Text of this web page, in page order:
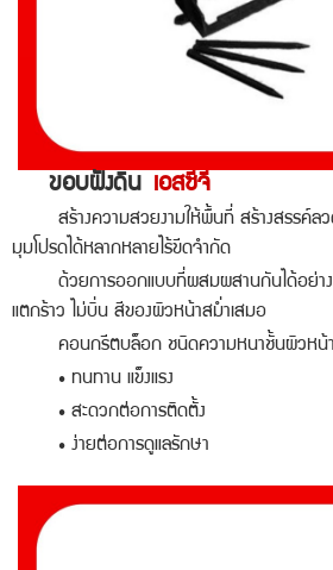
ขอบฝังดิน เอสซีจี
สร้างความสวยงามให้พื้นที่ สร้างสรรค์ลว
มุมโปรดได้หลากหลายไร้ขีดจำกัด
ด้วยการออกแบบที่ผสมผสานกันได้อย่าง
แตกร้าว ไม่บิ่น สีของผิวหน้าสม่ำเสมอ
คอนกรีตบล็อก ชนิดความหนาชั้นผิวหน้า
• ทนทาน แข็งแรง
• สะดวกต่อการติดตั้ง
• ง่ายต่อการดูแลรักษา